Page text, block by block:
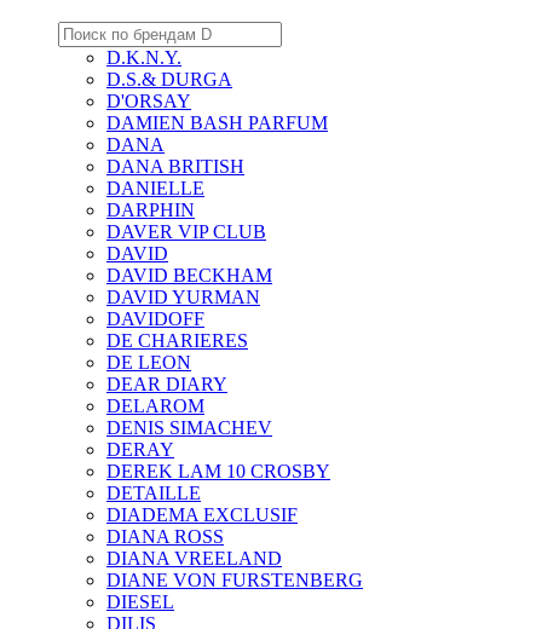
D.K.N.Y.
D.S.& DURGA
D'ORSAY
DAMIEN BASH PARFUM
DANA
DANA BRITISH
DANIELLE
DARPHIN
DAVER VIP CLUB
DAVID
DAVID BECKHAM
DAVID YURMAN
DAVIDOFF
DE CHARIERES
DE LEON
DEAR DIARY
DELAROM
DENIS SIMACHEV
DERAY
DEREK LAM 10 CROSBY
DETAILLE
DIADEMA EXCLUSIF
DIANA ROSS
DIANA VREELAND
DIANE VON FURSTENBERG
DIESEL
DILIS